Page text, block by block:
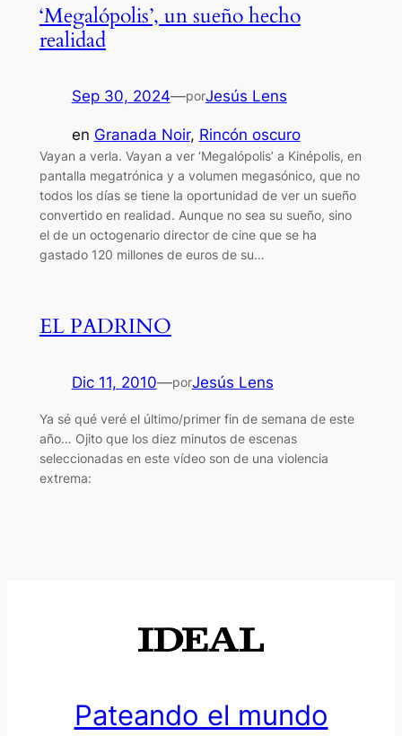
‘Megalópolis’, un sueño hecho
realidad
Sep 30, 2024—porJesús Lens
en Granada Noir, Rincón oscuro
Vayan a verla. Vayan a ver ‘Megalópolis’ a Kinépolis, en
pantalla megatrónica y a volumen megasónico, que no
todos los días se tiene la oportunidad de ver un sueño
convertido en realidad. Aunque no sea su sueño, sino
el de un octogenario director de cine que se ha
gastado 120 millones de euros de su…
EL PADRINO
Dic 11, 2010—porJesús Lens
Ya sé qué veré el último/primer fin de semana de este
año… Ojito que los diez minutos de escenas
seleccionadas en este vídeo son de una violencia
extrema:
Pateando el mundo